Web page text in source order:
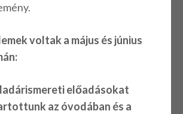
voltak a május és június
előadásokat
az óvodában és a